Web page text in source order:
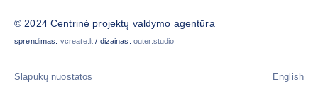
© 2024 Centrinė projektų valdymo agentūra
sprendimas: vcreate.lt / dizainas: outer.studio
Slapukų nuostatos English